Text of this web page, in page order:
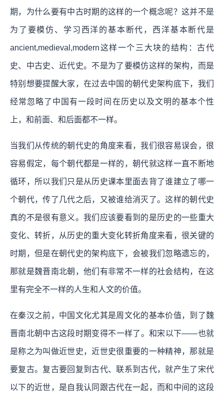
期，为什么要有中古时期的这样的一个概念呢？这并不是
为了要模仿、学习西洋的基本断代，西洋基本断代是
ancient,medieval,modern这样一个三大块的结构：古代
史、中古史、近代史。不是为了要模仿这样的架构，而是
特别想要提醒大家，在过去中国的朝代史架构底下，我们
经常忽略了中国有一段时间在历史以及文明的基本个性
上，和前面、和后面都不一样。
当我们从传统的朝代史的角度来看，我们很容易误会，很
容易假定，每个朝代都是一样的，朝代就这样一直不断地
循环，所以我们只是从历史课本里面去背了谁建立了哪一
个朝代，传了几代之后，又被谁给消灭了。这样的朝代史
真的不是很有意义。我们应该要看到的是历史的一些重大
变化、转折，从历史的重大变化转折角度来看，很关键的
时期，但是在朝代史的架构底下，会被我们忽略遗忘的，
那就是魏晋南北朝，他们有非常不一样的社会结构，在这
里有完全不一样的人生和人文的价值。
在秦汉之前，中国文化尤其是周文化的基本价值，到了魏
晋南北朝中古这段时期变得不一样了。和宋以下——也就
是称之为叫做近世史，近世史很重要的一种精神，那就是
要复古。复古要回复到古代、联系到古代，就产生了宋代
以下的近世，是自我认同跟古代在一起，而和中间的这段